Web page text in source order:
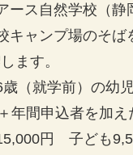
ース自然学校（静
キャンプ場のそば
ます。
（就学前）の幼
年間申込者を加え
円 子ども